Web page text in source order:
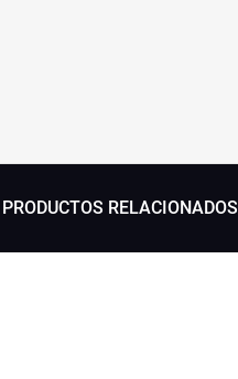
PRODUCTOS RELACIONADOS